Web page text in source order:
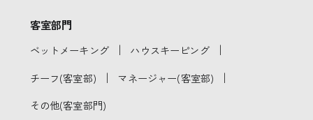
客室部門
ベットメーキング ｜ ハウスキーピング ｜
チーフ(客室部) ｜ マネージャー(客室部) ｜
その他(客室部門)